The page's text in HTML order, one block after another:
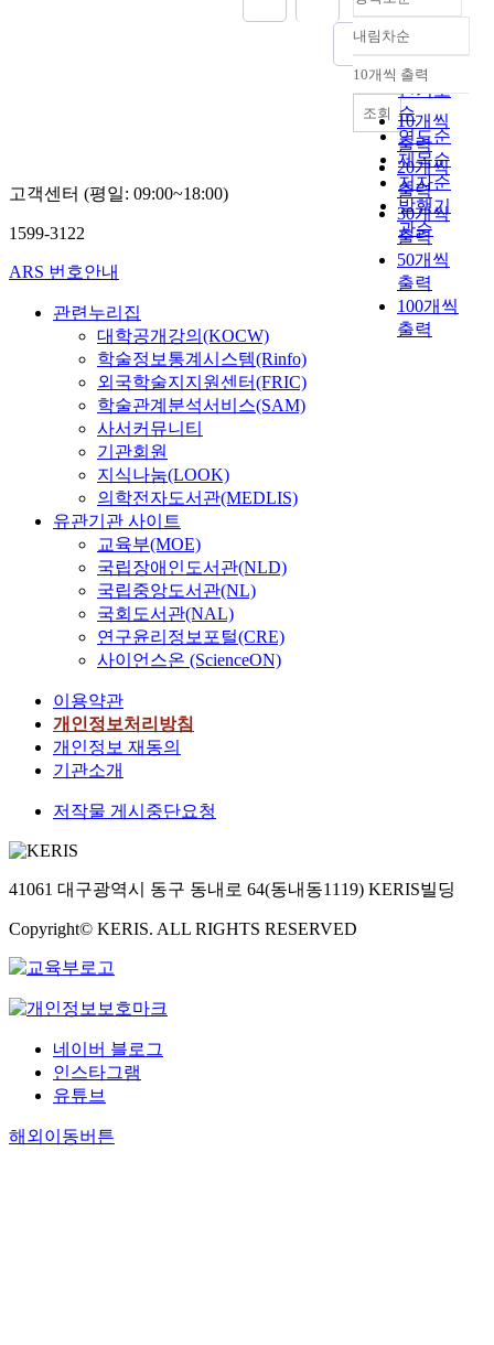
정확도
순
인기도
순
연도순
제목순
저자순
발행기
관순
내림차순
내림차순
10개씩 출력
10개씩
출력
20개씩
출력
30개씩
출력
50개씩
출력
100개씩
출력
조회
고객센터 (평일: 09:00~18:00)
1599-3122
ARS 번호안내
관련누리집
대학공개강의(KOCW)
학술정보통계시스템(Rinfo)
외국학술지지원센터(FRIC)
학술관계분석서비스(SAM)
사서커뮤니티
기관회원
지식나눔(LOOK)
의학전자도서관(MEDLIS)
유관기관 사이트
교육부(MOE)
국립장애인도서관(NLD)
국립중앙도서관(NL)
국회도서관(NAL)
연구윤리정보포털(CRE)
사이언스온 (ScienceON)
이용약관
개인정보처리방침
개인정보 재동의
기관소개
저작물 게시중단요청
41061 대구광역시 동구 동내로 64(동내동1119) KERIS빌딩
Copyright© KERIS. ALL RIGHTS RESERVED
네이버 블로그
인스타그램
유튜브
해외이동버튼